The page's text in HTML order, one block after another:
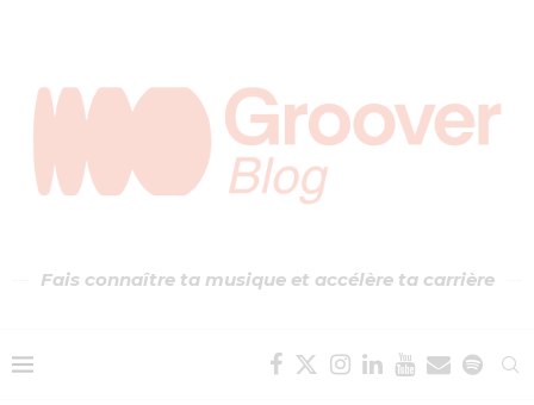
Fais connaître ta musique et accélère ta carrière